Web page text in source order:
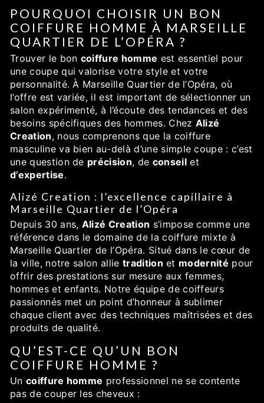
POURQUOI CHOISIR UN BON
COIFFURE HOMME À MARSEILLE
QUARTIER DE L’OPÉRA ?
Trouver le bon coiffure homme est essentiel pour
une coupe qui valorise votre style et votre
personnalité. À Marseille Quartier de l’Opéra, où
l’offre est variée, il est important de sélectionner un
salon expérimenté, à l’écoute des tendances et des
besoins spécifiques des hommes. Chez Alizé
Creation, nous comprenons que la coiffure
masculine va bien au-delà d’une simple coupe : c’est
une question de précision, de conseilet
d’expertise.
Alizé Creation : l’excellence capillaire à
Marseille Quartier de l’Opéra
Depuis 30 ans, Alizé Creation s’impose comme une
référence dans le domaine de la coiffure mixte à
Marseille Quartier de l’Opéra. Situé dans le cœur de
la ville, notre salon allie tradition et modernité pour
offrir des prestations sur mesure aux femmes,
hommes et enfants. Notre équipe de coiffeurs
passionnés met un point d’honneur à sublimer
chaque client avec des techniques maîtrisées et des
produits de qualité.
QU’EST-CE QU’UN BON
COIFFURE HOMME ?
Un coiffure homme professionnel ne se contente
pas de couper les cheveux :